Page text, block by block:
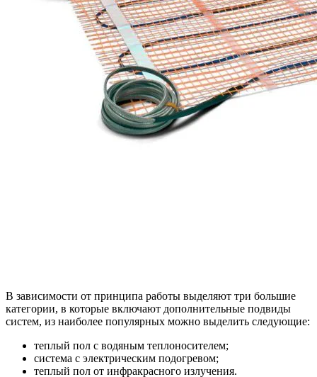
В зависимости от принципа работы выделяют три большие
категории, в которые включают дополнительные подвиды
систем, из наиболее популярных можно выделить следующие:
теплый пол с водяным теплоносителем;
система с электрическим подогревом;
теплый пол от инфракрасного излучения.